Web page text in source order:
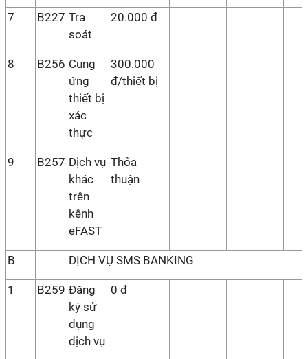
7 B227 Tra
soát
20.000 đ
8 B256 Cung
ứng
thiết bị
xác
thực
300.000
đ/thiết bị
9 B257 Dịch vụ
khác
trên
kênh
eFAST
Thỏa
thuận
B DỊCH VỤ SMS BANKING
1 B259 Đăng
ký sử
dụng
dịch vụ
0 đ